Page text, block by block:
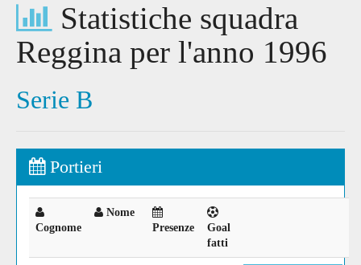
Statistiche squadra
Reggina per l'anno 1996
Serie B
Portieri
Cognome
Nome
Presenze
Goal
fatti